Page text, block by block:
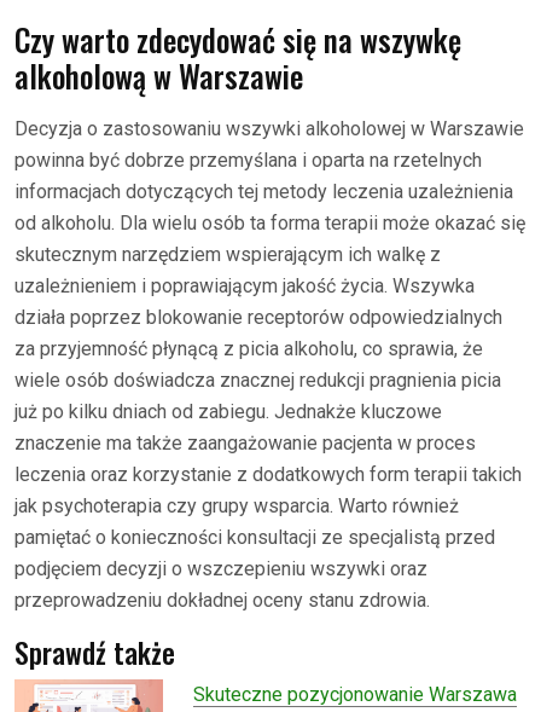
Czy warto zdecydować się na wszywkę
alkoholową w Warszawie
Decyzja o zastosowaniu wszywki alkoholowej w Warszawie
powinna być dobrze przemyślana i oparta na rzetelnych
informacjach dotyczących tej metody leczenia uzależnienia
od alkoholu. Dla wielu osób ta forma terapii może okazać się
skutecznym narzędziem wspierającym ich walkę z
uzależnieniem i poprawiającym jakość życia. Wszywka
działa poprzez blokowanie receptorów odpowiedzialnych
za przyjemność płynącą z picia alkoholu, co sprawia, że
wiele osób doświadcza znacznej redukcji pragnienia picia
już po kilku dniach od zabiegu. Jednakże kluczowe
znaczenie ma także zaangażowanie pacjenta w proces
leczenia oraz korzystanie z dodatkowych form terapii takich
jak psychoterapia czy grupy wsparcia. Warto również
pamiętać o konieczności konsultacji ze specjalistą przed
podjęciem decyzji o wszczepieniu wszywki oraz
przeprowadzeniu dokładnej oceny stanu zdrowia.
Sprawdź także
Skuteczne pozycjonowanie Warszawa